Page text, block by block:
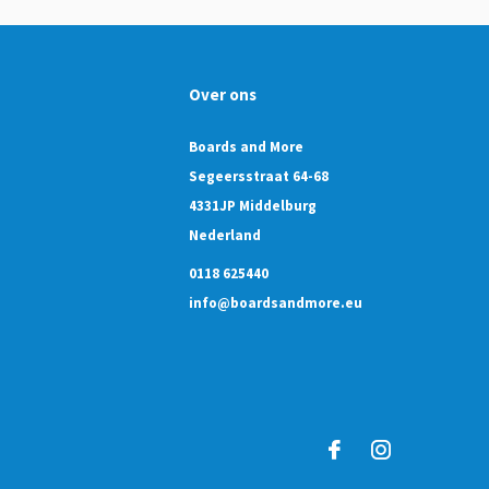
Over ons
Boards and More
Segeersstraat 64-68
4331JP Middelburg
Nederland
0118 625440
info@boardsandmore.eu